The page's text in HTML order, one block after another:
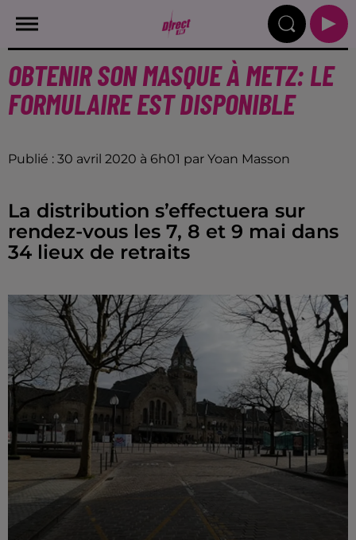
OBTENIR SON MASQUE À METZ: LE
FORMULAIRE EST DISPONIBLE
Publié : 30 avril 2020 à 6h01 par Yoan Masson
La distribution s’effectuera sur
rendez-vous les 7, 8 et 9 mai dans
34 lieux de retraits